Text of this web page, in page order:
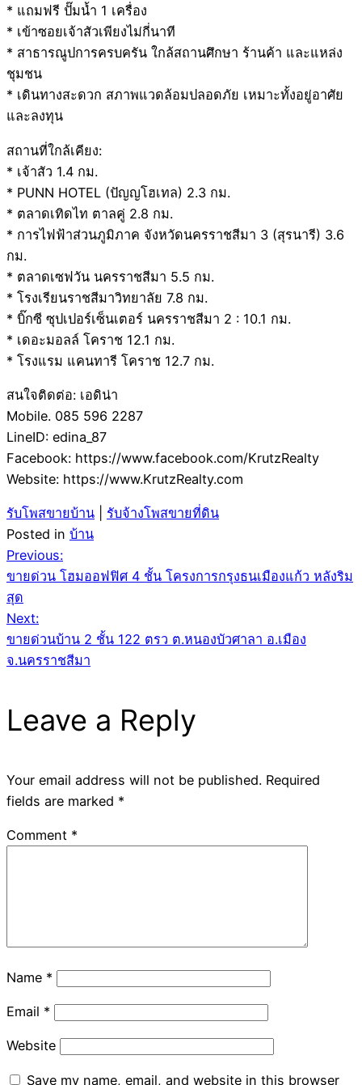
* แถมฟรี ปั๊มน้ำ 1 เครื่อง
* เข้าซอยเจ้าสัวเพียงไม่กี่นาที
* สาธารณูปการครบครัน ใกล้สถานศึกษา ร้านค้า และแหล่ง
ชุมชน
* เดินทางสะดวก สภาพแวดล้อมปลอดภัย เหมาะทั้งอยู่อาศัย
และลงทุน
สถานที่ใกล้เคียง:
* เจ้าสัว 1.4 กม.
* PUNN HOTEL (ปัญญโฮเทล) 2.3 กม.
* ตลาดเทิดไท ตาลคู่ 2.8 กม.
* การไฟฟ้าส่วนภูมิภาค จังหวัดนครราชสีมา 3 (สุรนารี) 3.6
กม.
* ตลาดเซฟวัน นครราชสีมา 5.5 กม.
* โรงเรียนราชสีมาวิทยาลัย 7.8 กม.
* บิ๊กซี ซุปเปอร์เซ็นเตอร์ นครราชสีมา 2 : 10.1 กม.
* เดอะมอลล์ โคราช 12.1 กม.
* โรงแรม แคนทารี โคราช 12.7 กม.
สนใจติดต่อ: เอดิน่า
Mobile. 085 596 2287
LineID: edina_87
Facebook: https://www.facebook.com/KrutzRealty
Website: https://www.KrutzRealty.com
รับโพสขายบ้าน
รับจ้างโพสขายที่ดิน
Posted in บ้าน
Post
navigation
Previous:
ขายด่วน โฮมออฟฟิศ 4 ชั้น โครงการกรุงธนเมืองแก้ว หลังริม
สุด
Next:
ขายด่วนบ้าน 2 ชั้น 122 ตรว ต.หนองบัวศาลา อ.เมือง
จ.นครราชสีมา
Leave a Reply
Your email address will not be published. Required
fields are marked *
Comment *
Name *
Email *
Website
Save my name, email, and website in this browser